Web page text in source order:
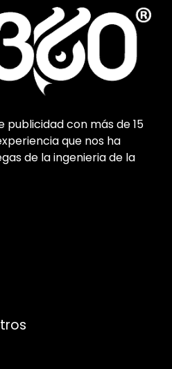
publicidad con más de 15
que nos ha
de la ingenieria de la